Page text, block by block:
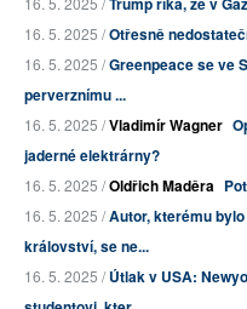
16. 5. 2025 /Otřesně
16. 5. 2025 /Greenpeace se ve
perverznímu ...
16. 5. 2025 /Vladimír Wagner
jaderné elektrárny?
16. 5. 2025 /Oldřich Maděra
16. 5. 2025 /Autor, kterému
království, se ne...
16. 5. 2025 /Útlak v USA: